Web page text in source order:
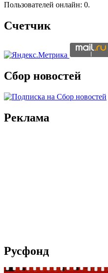
Пользователей онлайн: 0.
Счетчик
Сбор новостей
Реклама
Русфонд